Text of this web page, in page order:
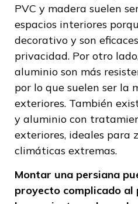
PVC y madera suelen
espacios interiores
decorativo y son
privacidad. Por otro
aluminio son más
por lo que suelen ser la
exteriores. También
y aluminio con
exteriores, ideales para
climáticas extremas.
Montar una persiana
proyecto complicado al